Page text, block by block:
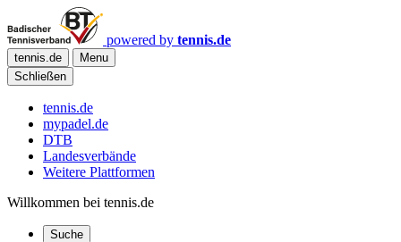
powered by tennis.de
tennis.de
Menu
Schließen
tennis.de
mypadel.de
DTB
Landesverbände
Weitere Plattformen
Willkommen bei tennis.de
Suche